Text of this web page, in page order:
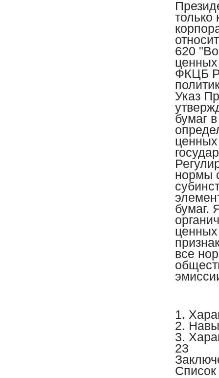
только
620
ФКЦБ
Указ
бумаг
нормы
бумаг.
ценных
все
1.
2.
3.
23